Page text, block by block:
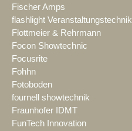
Fischer Amps
flashlight Veranstaltungstechnik
Flottmeier & Rehrmann
Focon Showtechnic
Focusrite
Fohhn
Fotoboden
fournell showtechnik
Fraunhofer IDMT
FunTech Innovation